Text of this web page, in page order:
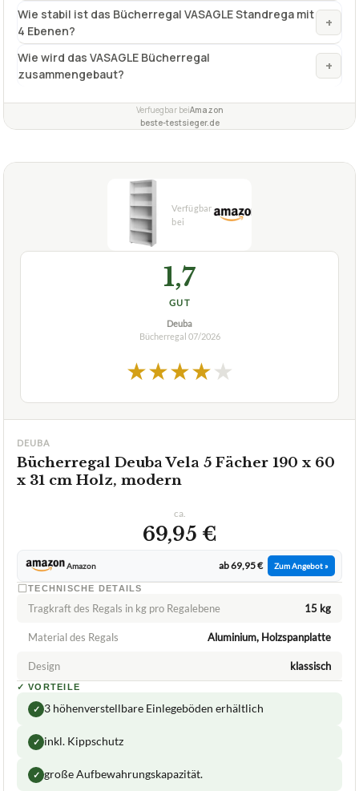
Wie stabil ist das Bücherregal VASAGLE Standrega mit
4 Ebenen?
+
Wie wird das VASAGLE Bücherregal
zusammengebaut?
+
Verfuegbar beiAmazon
beste-testsieger.de
1,7
GUT
Deuba
Bücherregal 07/2026
★★★★★
DEUBA
Bücherregal Deuba Vela 5 Fächer 190 x 60
x 31 cm Holz, modern
ca.
69,95 €
Amazon ab 69,95 € Zum Angebot »
TECHNISCHE DETAILS
Tragkraft des Regals in kg pro Regalebene 15 kg
Material des Regals Aluminium, Holzspanplatte
Design klassisch
✓ VORTEILE
✓ 3 höhenverstellbare Einlegeböden erhältlich
✓ inkl. Kippschutz
✓ große Aufbewahrungskapazität.